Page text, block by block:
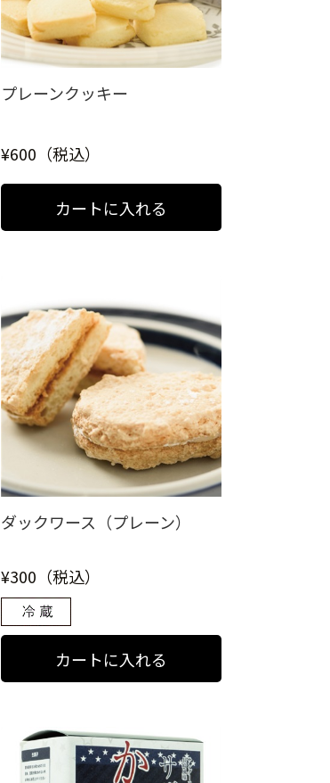
プレーンクッキー
¥600（税込）
ダックワース（プレーン）
¥300（税込）